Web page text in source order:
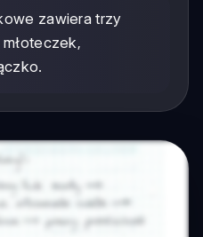
zawiera trzy